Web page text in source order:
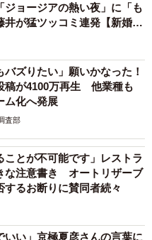
6/9
している鉄道図鑑（提供：Nuno
って愛されているタカラ
。2019年に発売60周年を
計約1570種類、1億7500
です（数量は2020年6月
プラレール鉄道」という
ジョージアの熱い夜」に「も
井が猛ツッコミ連発【新婚さ
バズりたい」願いかなった！
稿が4100万再生 他業種も
ム化へ発展
査部
ことが不可能です」レストラ
な注意書き オートリザーブ
するお断りに賛同者続々
いい」京極夏彦さんの言葉に